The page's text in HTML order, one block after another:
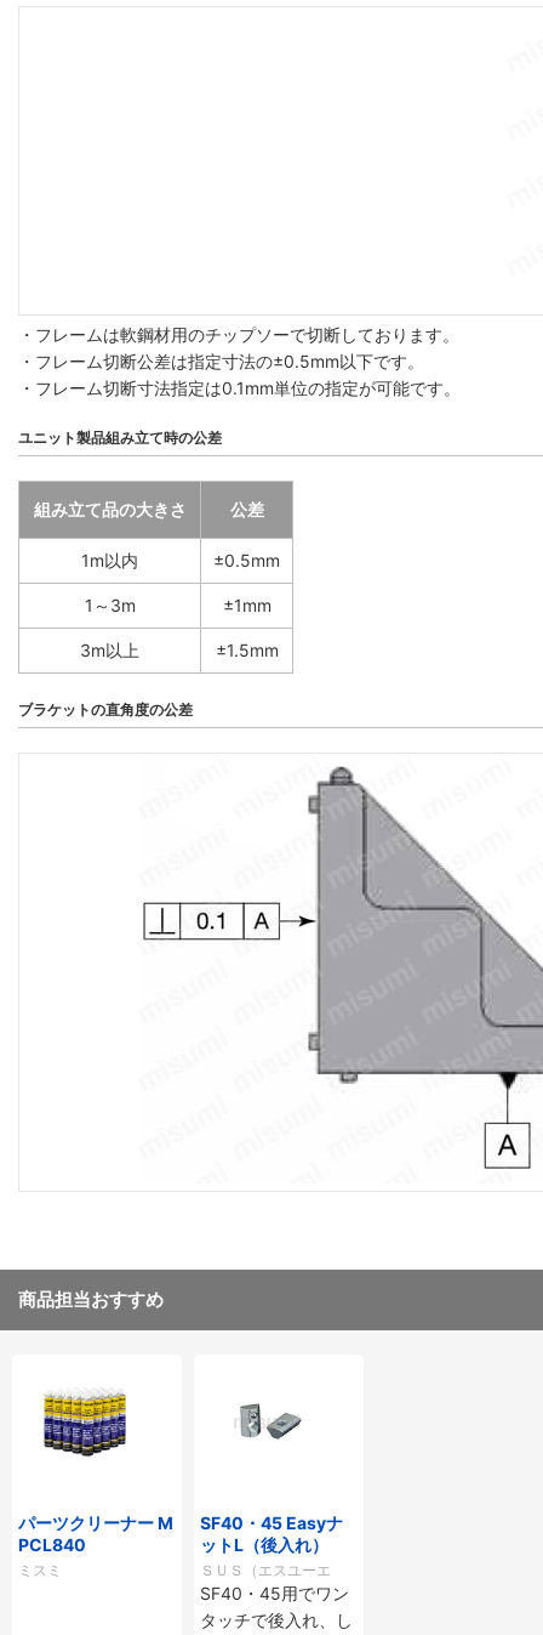
・フレームは軟鋼材用のチップソーで切断しております。
・フレーム切断公差は指定寸法の±0.5mm以下です。
・フレーム切断寸法指定は0.1mm単位の指定が可能です。
ユニット製品組み立て時の公差
組み立て品の大きさ 公差
1m以内 ±0.5mm
1～3m ±1mm
3m以上 ±1.5mm
ブラケットの直角度の公差
商品担当おすすめ
パーツクリーナー M
PCL840
ミスミ
SF40・45 Easyナ
ットL（後入れ）
ＳＵＳ（エスユーエ
ス）
SF40・45用でワン
タッチで後入れ、し